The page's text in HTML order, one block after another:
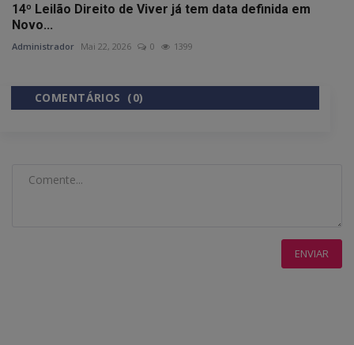
14º Leilão Direito de Viver já tem data definida em
Novo...
Administrador Mai 22, 2026 0 1399
COMENTÁRIOS (0)
ENVIAR